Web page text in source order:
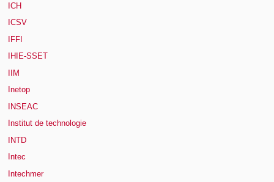
ICH
ICSV
IFFI
IHIE-SSET
IIM
Inetop
INSEAC
Institut de technologie
INTD
Intec
Intechmer